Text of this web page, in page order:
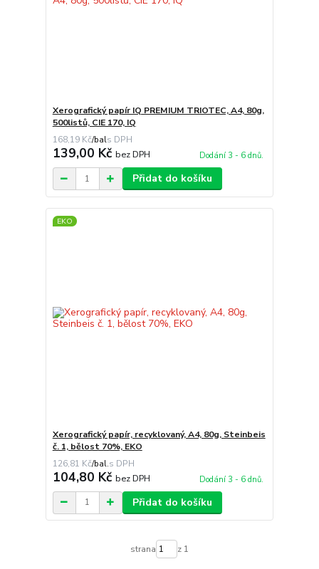
Xerografický papír IQ PREMIUM TRIOTEC, A4, 80g,
500listů, CIE 170, IQ
168,19 Kč/bal
139,00 Kč bez DPH Dodání 3 - 6 dnů.
Přidat do košíku
EKO
Xerografický papír, recyklovaný, A4, 80g, Steinbeis
č. 1, bělost 70%, EKO
126,81 Kč/bal.
104,80 Kč bez DPH Dodání 3 - 6 dnů.
Přidat do košíku
strana z 1